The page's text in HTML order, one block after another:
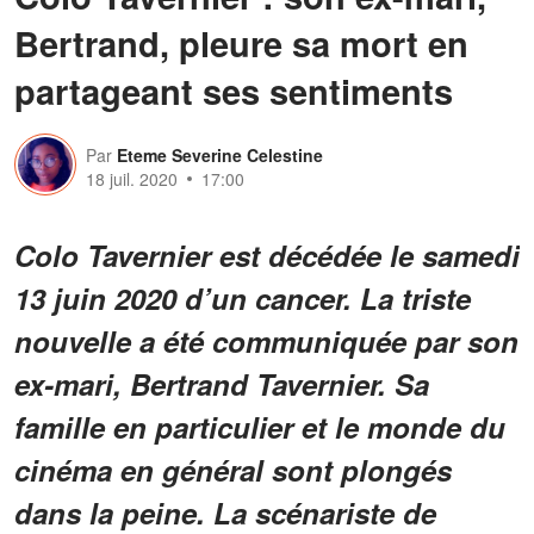
Bertrand, pleure sa mort en
partageant ses sentiments
Par Eteme Severine Celestine
18 juil. 2020
17:00
Colo Tavernier est décédée le samedi
13 juin 2020 d’un cancer. La triste
nouvelle a été communiquée par son
ex-mari, Bertrand Tavernier. Sa
famille en particulier et le monde du
cinéma en général sont plongés
dans la peine. La scénariste de